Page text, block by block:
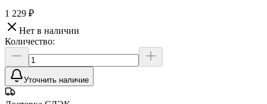
1 229 ₽
Нет в наличии
Количество:
Уточнить наличие